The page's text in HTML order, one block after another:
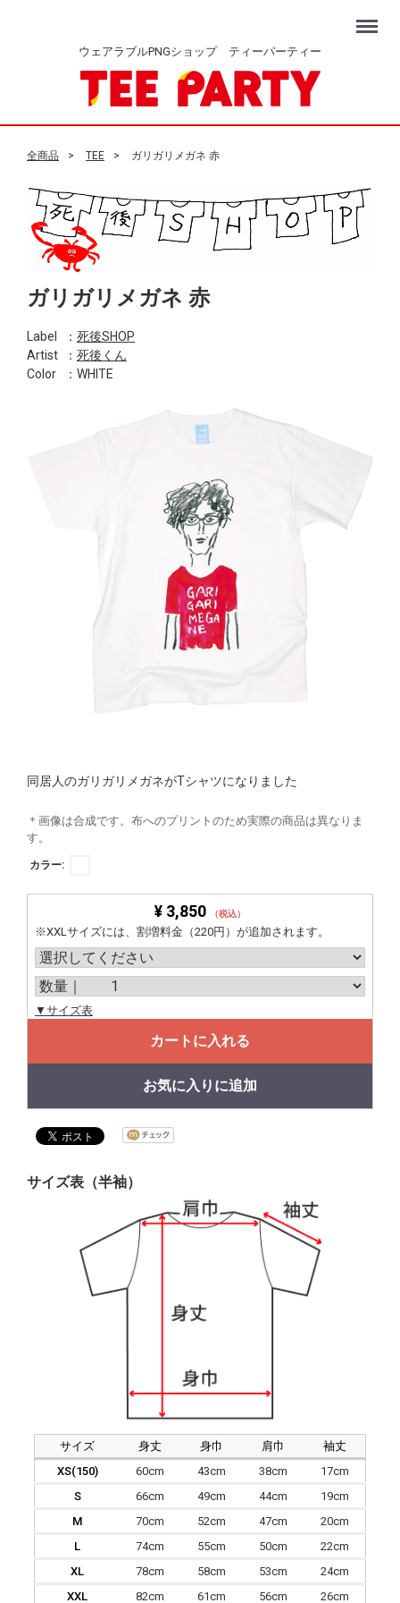
ウェアラブルPNGショップ ティーパーティー
Menu
全商品 TEE ガリガリメガネ 赤
ガリガリメガネ 赤
Label ： 死後SHOP
Artist
： 死後くん
Color
：WHITE
同居人のガリガリメガネがTシャツになりました
＊画像は合成です。布へのプリントのため実際の商品は異なりま
す。
カラー:
¥ 3,850 （税込）
※XXLサイズには、割増料金（220円）が追加されます。
▼サイズ表
カートに入れる
お気に入りに追加
サイズ表（半袖）
サイズ 身丈 身巾 肩巾
袖丈
XS(150)
60cm 43cm 38cm
17cm
S
66cm 49cm 44cm
19cm
M
70cm 52cm 47cm
20cm
L
74cm 55cm 50cm
22cm
XL
78cm 58cm 53cm
24cm
XXL
82cm 61cm 56cm 26cm